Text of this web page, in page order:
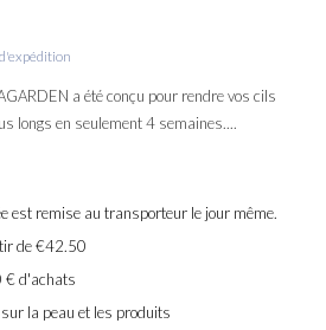
a été conçu pour rendre vos cils
longs en seulement 4 semaines....
est remise au transporteur le jour même.
de €42.50
€ d'achats
la peau et les produits